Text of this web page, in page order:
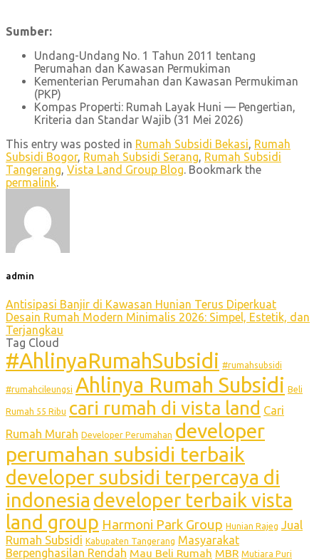
Sumber:
Undang-Undang No. 1 Tahun 2011 tentang
Perumahan dan Kawasan Permukiman
Kementerian Perumahan dan Kawasan Permukiman
(PKP)
Kompas Properti: Rumah Layak Huni — Pengertian,
Kriteria dan Standar Wajib (31 Mei 2026)
This entry was posted in Rumah Subsidi Bekasi, Rumah
Subsidi Bogor, Rumah Subsidi Serang, Rumah Subsidi
Tangerang, Vista Land Group Blog. Bookmark the
permalink.
admin
Antisipasi Banjir di Kawasan Hunian Terus Diperkuat
Desain Rumah Modern Minimalis 2026: Simpel, Estetik, dan
Terjangkau
Tag Cloud
#AhlinyaRumahSubsidi #rumahsubsidi
#rumahcileungsi Ahlinya Rumah Subsidi Beli
Rumah 55 Ribu cari rumah di vista land Cari
Rumah Murah Developer Perumahan developer
perumahan subsidi terbaik
developer subsidi terpercaya di
indonesia developer terbaik vista
land group Harmoni Park Group Hunian Rajeg Jual
Rumah Subsidi Kabupaten Tangerang Masyarakat
Berpenghasilan Rendah Mau Beli Rumah MBR Mutiara Puri